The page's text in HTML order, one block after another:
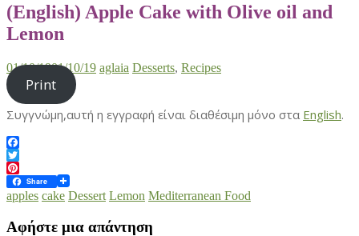
(English) Apple Cake with Olive oil and
Lemon
01/10/1901/10/19 aglaia Desserts, Recipes
Print
Συγγνώμη,αυτή η εγγραφή είναι διαθέσιμη μόνο στα English.
Facebook
Twitter
Pinterest
Share
apples cake Dessert Lemon Mediterranean Food
Αφήστε μια απάντηση